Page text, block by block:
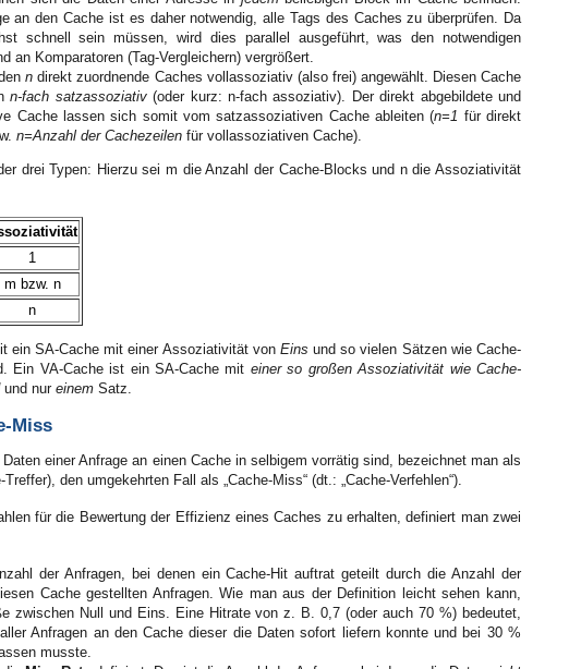
an den Cache ist es daher notwendig, alle Tags des Caches zu überprüfen. Da
schnell sein müssen, wird dies parallel ausgeführt, was den notwendigen
an Komparatoren (Tag-Vergleichern) vergrößert.
n direkt zuordnende Caches vollassoziativ (also frei) angewählt. Diesen Cache
n-fach satzassoziativ(oder kurz: n-fach assoziativ). Der direkt abgebildete und
Cache lassen sich somit vom satzassoziativen Cache ableiten (n=1 für direkt
n=Anzahl der Cachezeilen für vollassoziativen Cache).
drei Typen: Hierzu sei m die Anzahl der Cache-Blocks und n die Assoziativität
1
m bzw. n
n
ein SA-Cache mit einer Assoziativität von Eins und so vielen Sätzen wie Cache-
Ein VA-Cache ist ein SA-Cache mit einer so großen Assoziativität wie Cache-
und nur einem Satz.
Miss
einer Anfrage an einen Cache in selbigem vorrätig sind, bezeichnet man als
Treffer), den umgekehrten Fall als „Cache-Miss“ (dt.: „Cache-Verfehlen“).
für die Bewertung der Effizienz eines Caches zu erhalten, definiert man zwei
der Anfragen, bei denen ein Cache-Hit auftrat geteilt durch die Anzahl der
Cache gestellten Anfragen. Wie man aus der Definition leicht sehen kann,
zwischen Null und Eins. Eine Hitrate von z. B. 0,7 (oder auch 70 %) bedeutet,
Anfragen an den Cache dieser die Daten sofort liefern konnte und bei 30 %
musste.